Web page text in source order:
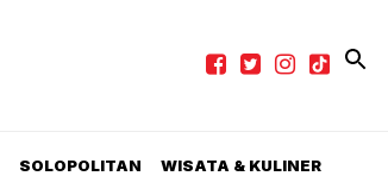
SOLOPOLITAN WISATA & KULINER